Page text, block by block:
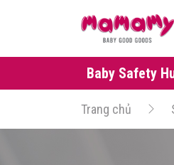
Baby Safety
Trang chủ